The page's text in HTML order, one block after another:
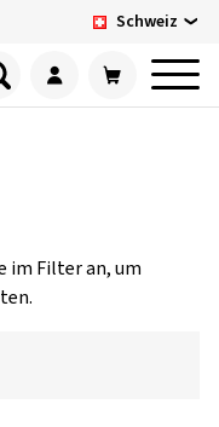
Schweiz
im Filter an, um